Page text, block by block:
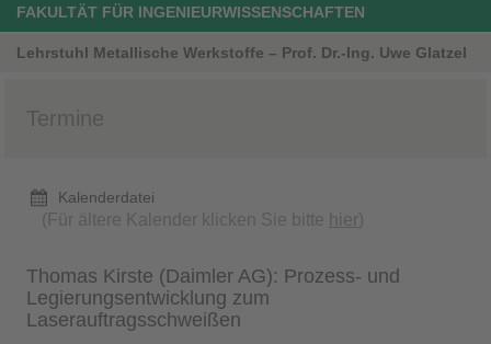
FAKULTÄT FÜR INGENIEURWISSENSCHAFTEN
Lehrstuhl Metallische Werkstoffe – Prof. Dr.-Ing. Uwe Glatzel
Termine
Kalenderdatei
(Für ältere Kalender klicken Sie bitte hier)
Thomas Kirste (Daimler AG): Prozess- und
Legierungsentwicklung zum
Laserauftragsschweißen